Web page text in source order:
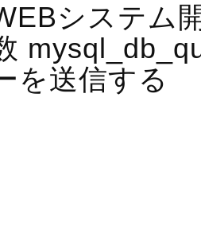
システム
を送信する